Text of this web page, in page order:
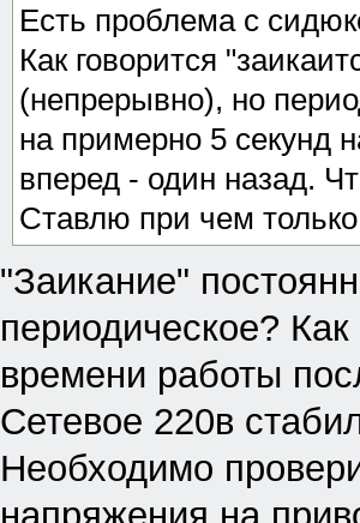
Есть проблема с
Как говорится
(непрерывно), но
на примерно 5 секунд
вперед - один назад.
Ставлю при чем
"Заикание"
периодическое?
времени работы
Сетевое 220в
Необходимо